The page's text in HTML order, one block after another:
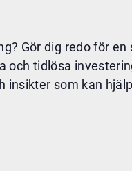
Gör dig redo för en
och tidlösa
insikter som kan